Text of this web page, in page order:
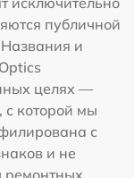
публичной
и
целях —
с которой мы
с
и не
ремонтных